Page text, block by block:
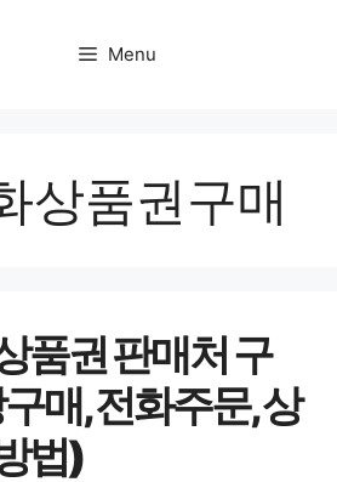
Menu
상품권구매
품권 판매처 구
매, 전화주문, 상
법)